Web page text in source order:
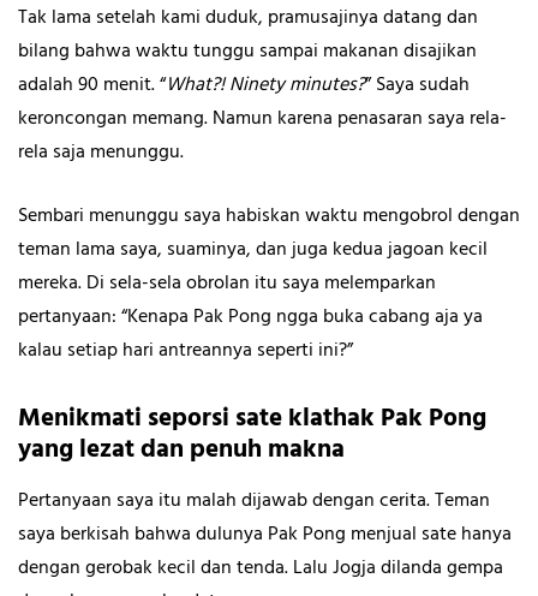
Tak lama setelah kami duduk, pramusajinya datang dan
bilang bahwa waktu tunggu sampai makanan disajikan
adalah 90 menit. “What?! Ninety minutes?” Saya sudah
keroncongan memang. Namun karena penasaran saya rela-
rela saja menunggu.
Sembari menunggu saya habiskan waktu mengobrol dengan
teman lama saya, suaminya, dan juga kedua jagoan kecil
mereka. Di sela-sela obrolan itu saya melemparkan
pertanyaan: “Kenapa Pak Pong ngga buka cabang aja ya
kalau setiap hari antreannya seperti ini?”
Menikmati seporsi sate klathak Pak Pong
yang lezat dan penuh makna
Pertanyaan saya itu malah dijawab dengan cerita. Teman
saya berkisah bahwa dulunya Pak Pong menjual sate hanya
dengan gerobak kecil dan tenda. Lalu Jogja dilanda gempa